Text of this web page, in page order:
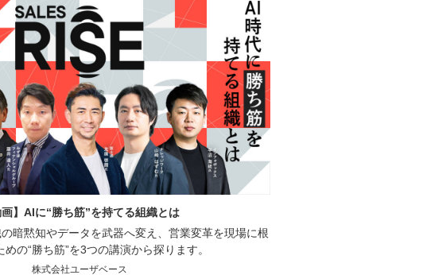
画】AIに“勝ち筋”を持てる組織とは
暗黙知やデータを武器へ変え、営業変革を現場に根
めの“勝ち筋”を3つの講演から探ります。
株式会社ユーザベース